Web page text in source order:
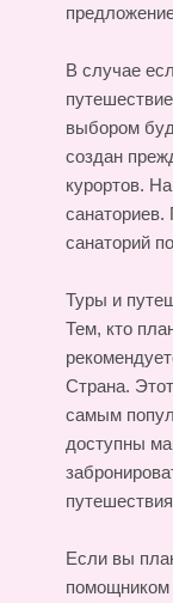
В случае
выбором
создан
курортов.
санаториев.
санаторий
Туры и
Тем, кто
Страна.
самым
доступны
путешествия
Если вы
помощником